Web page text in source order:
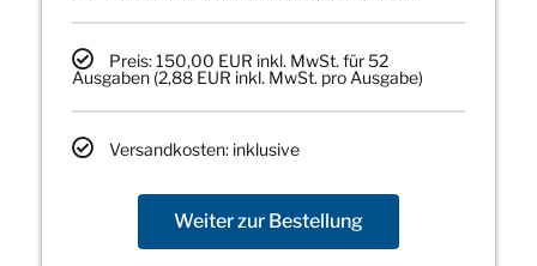
Preis: 150,00 EUR inkl. MwSt. für 52
Ausgaben (2,88 EUR inkl. MwSt. pro Ausgabe)
Versandkosten: inklusive
Weiter zur Bestellung